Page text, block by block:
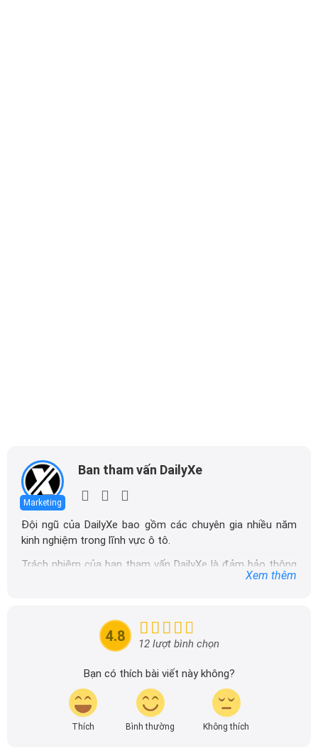
Marketing
Ban tham vấn DailyXe
Đội ngũ của DailyXe bao gồm các chuyên gia nhiều năm
kinh nghiệm trong lĩnh vực ô tô.
Trách nhiệm của ban tham vấn DailyXe là đảm bảo thông
tin chính xác được đăng tải trên dailyxe.com.vn, thường
tin nhanh chóng và dễ dàng hơn.
Xem thêm
4.8 12 lượt bình chọn
Bạn có thích bài viết này không?
Thích Bình thường Không thích